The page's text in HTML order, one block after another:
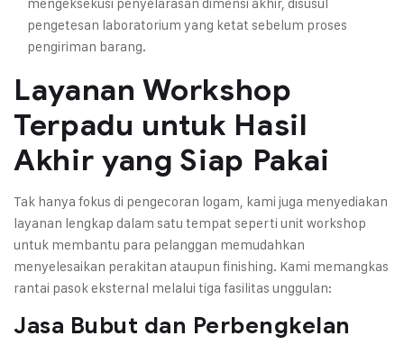
pengetesan laboratorium yang ketat sebelum proses
pengiriman barang.
Layanan Workshop
Terpadu untuk Hasil
Akhir yang Siap Pakai
Tak hanya fokus di pengecoran logam, kami juga menyediakan
layanan lengkap dalam satu tempat seperti unit workshop
untuk membantu para pelanggan memudahkan
menyelesaikan perakitan ataupun finishing. Kami memangkas
rantai pasok eksternal melalui tiga fasilitas unggulan:
Jasa Bubut dan Perbengkelan